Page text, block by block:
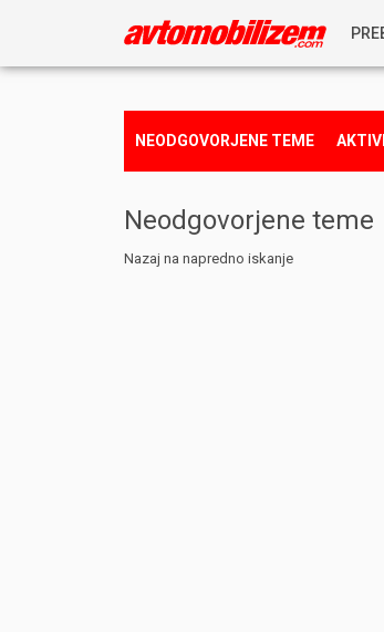
NEODGOVORJENE TEME
Neodgovorjene teme
Nazaj na napredno iskanje